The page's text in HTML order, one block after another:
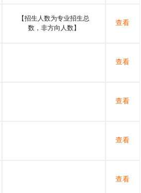
【招生人数为专业招生总
数，非方向人数】
查看
查看
查看
查看
查看